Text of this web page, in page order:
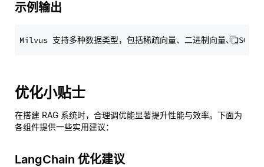
示例输出
优化小贴士
在搭建 RAG 系统时，合理调优能显著提升性能与效率。下面为
各组件提供一些实用建议：
LangChain 优化建议